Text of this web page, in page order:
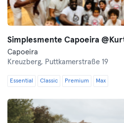
Simplesmente Capoeira
Capoeira
Kreuzberg, Puttkamerstraße 19
Essential Classic Premium Max